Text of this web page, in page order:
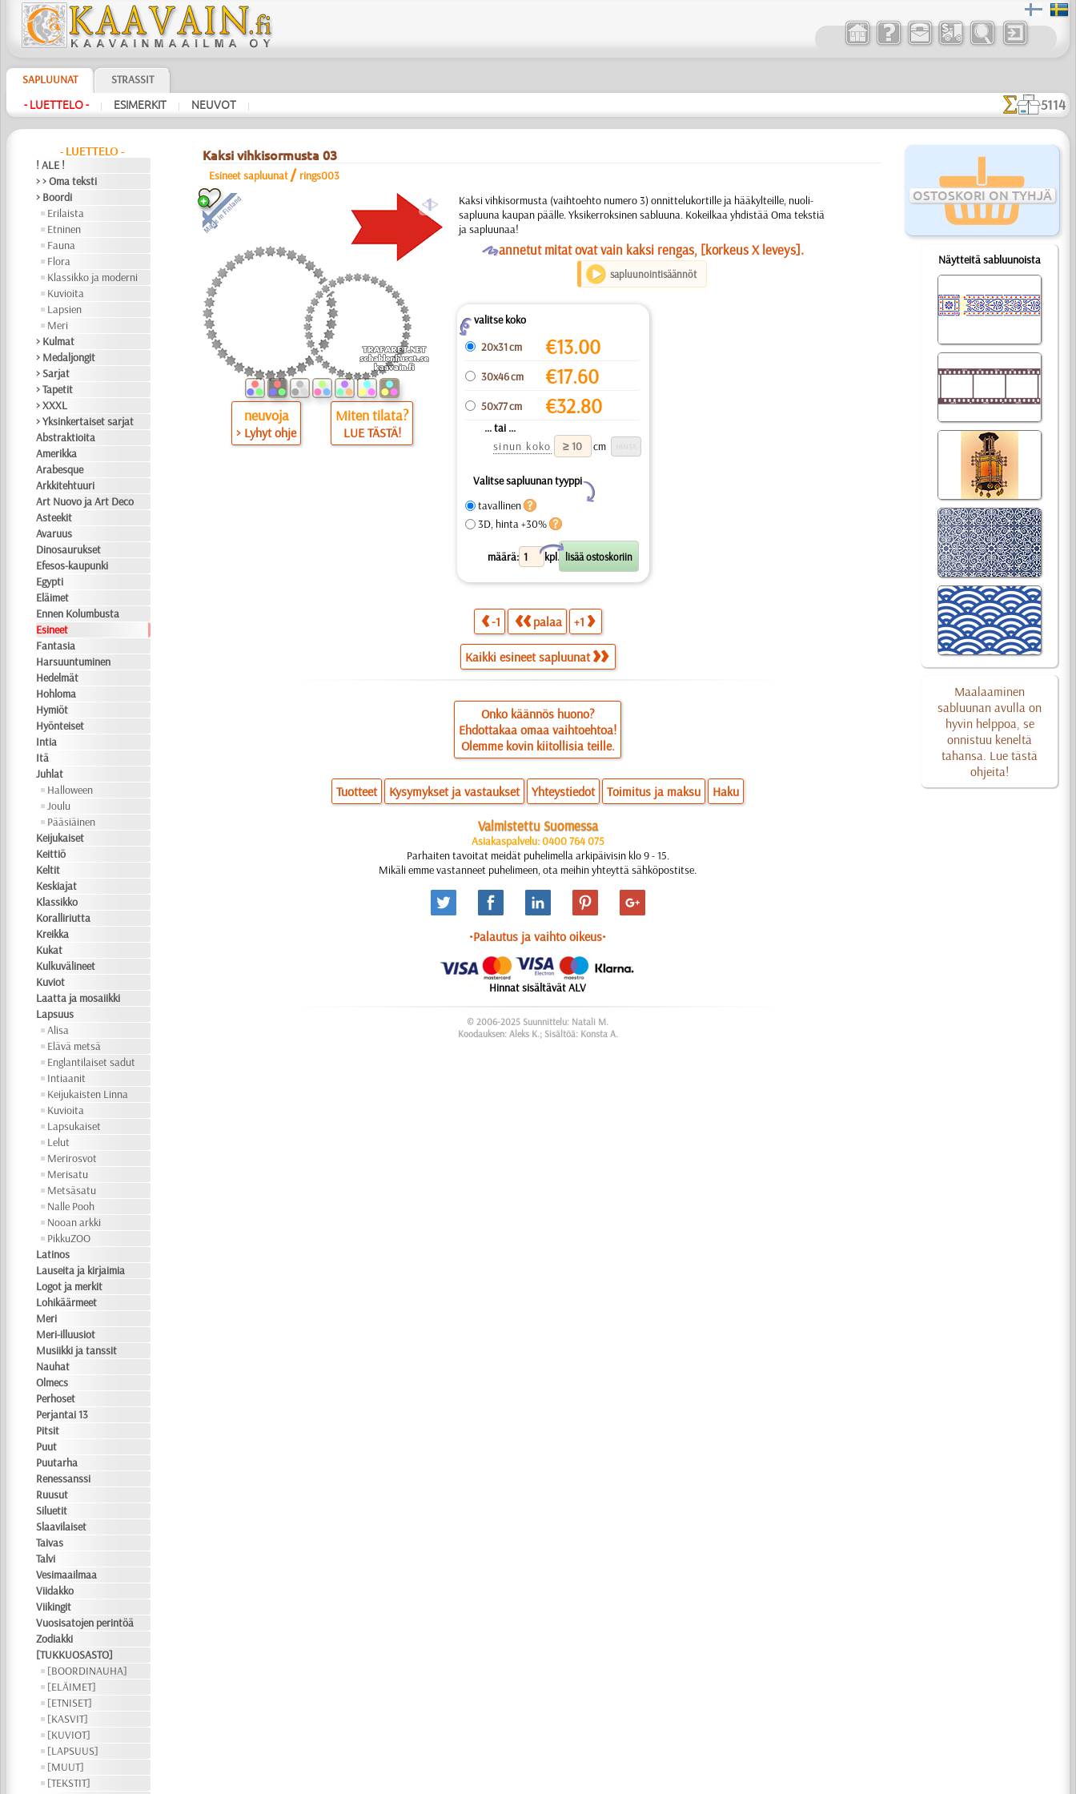
SAPLUUNAT STRASSIT
- LUETTELO - | ESIMERKIT | NEUVOT | 5114
- LUETTELO -
! ALE !
> > Oma teksti
> Boordi
Erilaista
Etninen
Fauna
Flora
Klassikko ja moderni
Kuvioita
Lapsien
Meri
> Kulmat
> Medaljongit
> Sarjat
> Tapetit
> XXXL
> Yksinkertaiset sarjat
Abstraktioita
Amerikka
Arabesque
Arkkitehtuuri
Art Nuovo ja Art Deco
Asteekit
Avaruus
Dinosaurukset
Efesos-kaupunki
Egypti
Eläimet
Ennen Kolumbusta
Esineet
Fantasia
Harsuuntuminen
Hedelmät
Hohloma
Hymiöt
Hyönteiset
Intia
Itä
Juhlat
Halloween
Joulu
Pääsiäinen
Keijukaiset
Keittiö
Keltit
Keskiajat
Klassikko
Koralliriutta
Kreikka
Kukat
Kulkuvälineet
Kuviot
Laatta ja mosaiikki
Lapsuus
Alisa
Elävä metsä
Englantilaiset sadut
Intiaanit
Keijukaisten Linna
Kuvioita
Lapsukaiset
Lelut
Merirosvot
Merisatu
Metsäsatu
Nalle Pooh
Nooan arkki
PikkuZOO
Latinos
Lauseita ja kirjaimia
Logot ja merkit
Lohikäärmeet
Meri
Meri-illuusiot
Musiikki ja tanssit
Nauhat
Olmecs
Perhoset
Perjantai 13
Pitsit
Puut
Puutarha
Renessanssi
Ruusut
Siluetit
Slaavilaiset
Taivas
Talvi
Vesimaailmaa
Viidakko
Viikingit
Vuosisatojen perintöä
Zodiakki
[TUKKUOSASTO]
[BOORDINAUHA]
[ELÄIMET]
[ETNISET]
[KASVIT]
[KUVIOT]
[LAPSUUS]
[MUUT]
[TEKSTIT]
OSTOSKORI ON TYHJÄ
Näytteitä sabluunoista
Maalaaminen
sabluunan avulla on
hyvin helppoa, se
onnistuu keneltä
tahansa. Lue tästä
ohjeita!
Kaksi vihkisormusta 03
Esineet sapluunat / rings003
a
neuvoja
> Lyhyt ohje
Miten tilata?
LUE TÄSTÄ!
Kaksi vihkisormusta (vaihtoehto numero 3) onnittelukortille ja hääkylteille, nuoli-
sapluuna kaupan päälle. Yksikerroksinen sabluuna. Kokeilkaa yhdistää Oma tekstiä
ja sapluunaa!
Oannetut mitat ovat vain kaksi rengas, [korkeus X leveys].
sapluunointisäännöt
Zvalitse koko
20x31 cm
€13.00
30x46 cm €17.60
50x77 cm €32.80
... tai ...
sinun koko
cm
Valitse sapluunan tyyppi
Y
tavallinen
3D, hinta +30%
määrä: kpl.
X
-1 palaa +1
Kaikki esineet sapluunat
Onko käännös huono?
Ehdottakaa omaa vaihtoehtoa!
Olemme kovin kiitollisia teille.
Tuotteet Kysymykset ja vastaukset Yhteystiedot Toimitus ja maksu Haku
Valmistettu Suomessa
Asiakaspalvelu: 0400 764 075
Parhaiten tavoitat meidät puhelimella arkipäivisin klo 9 - 15.
Mikäli emme vastanneet puhelimeen, ota meihin yhteyttä sähköpostitse.
•Palautus ja vaihto oikeus•
Hinnat sisältävät ALV
© 2006-2025 Suunnittelu: Natali M.
Koodauksen: Aleks K.; Sisältöä: Konsta A.